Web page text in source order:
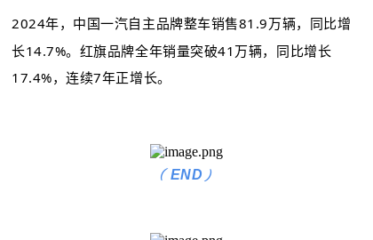
2024年，中国一汽自主品牌整车销售81.9万辆，同比增
长14.7%。红旗品牌全年销量突破41万辆，同比增长
17.4%，连续7年正增长。
(END )